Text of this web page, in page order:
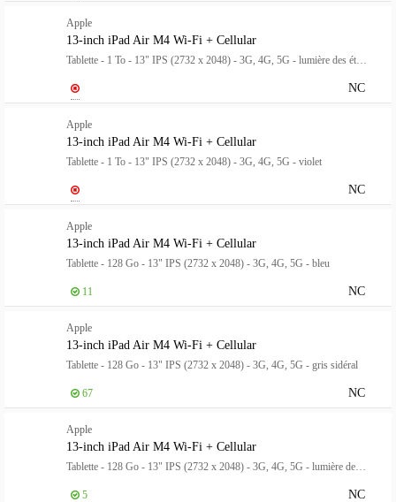
Apple
13-inch iPad Air M4 Wi-Fi + Cellular
NC
Apple
13-inch iPad Air M4 Wi-Fi + Cellular
Tablette - 1 To - 13" IPS (2732 x 2048) - 3G, 4G, 5G - violet
NC
Apple
13-inch iPad Air M4 Wi-Fi + Cellular
Tablette - 128 Go - 13" IPS (2732 x 2048) - 3G, 4G, 5G - bleu
NC
11
Apple
13-inch iPad Air M4 Wi-Fi + Cellular
Tablette - 128 Go - 13" IPS (2732 x 2048) - 3G, 4G, 5G - gris sidéral
NC
67
Apple
13-inch iPad Air M4 Wi-Fi + Cellular
NC
5